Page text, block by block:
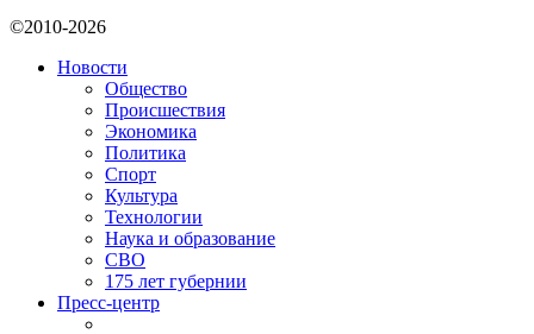
©2010-2026
Новости
Общество
Происшествия
Экономика
Политика
Спорт
Культура
Технологии
Наука и образование
СВО
175 лет губернии
Пресс-центр